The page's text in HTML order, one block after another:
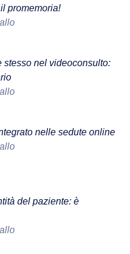
promemoria!
stesso nel videoconsulto:
nelle sedute online
del paziente: è